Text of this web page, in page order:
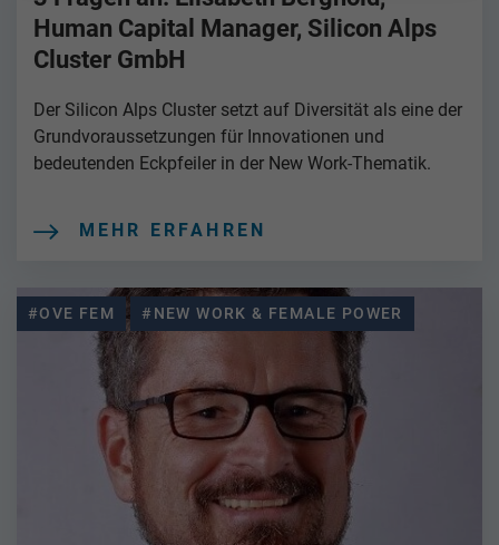
Human Capital Manager, Silicon Alps
Cluster GmbH
Der Silicon Alps Cluster setzt auf Diversität als eine der
Grundvoraussetzungen für Innovationen und
bedeutenden Eckpfeiler in der New Work-Thematik.
MEHR ERFAHREN
#OVE FEM #NEW WORK & FEMALE POWER